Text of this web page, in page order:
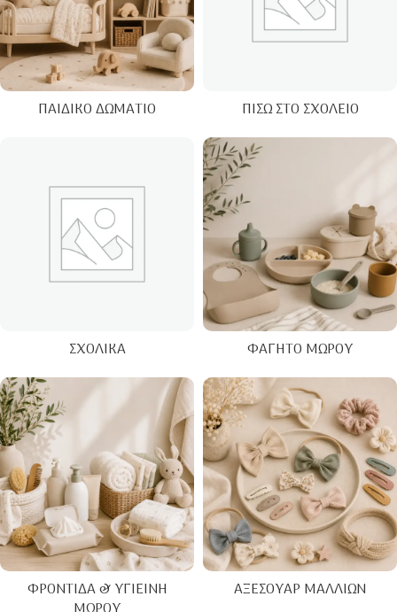
ΠΑΙΔΙΚΌ ΔΩΜΆΤΙΟ ΠΊΣΩ ΣΤΟ ΣΧΟΛΕΊΟ
ΣΧΟΛΙΚΆ ΦΑΓΗΤΌ ΜΩΡΟΎ
ΦΡΟΝΤΊΔΑ & ΥΓΙΕΙΝΉ
ΑΞΕΣΟΥΆΡ ΜΑΛΛΙΏΝ